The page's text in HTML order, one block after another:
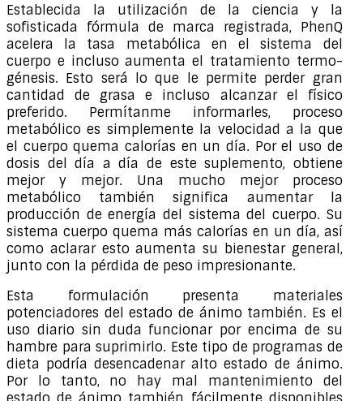
Establecida la utilización de la ciencia y la
sofisticada fórmula de marca registrada, PhenQ
acelera la tasa metabólica en el sistema del
cuerpo e incluso aumenta el tratamiento termo-
génesis. Esto será lo que le permite perder gran
cantidad de grasa e incluso alcanzar el físico
preferido. Permítanme informarles, proceso
metabólico es simplemente la velocidad a la que
el cuerpo quema calorías en un día. Por el uso de
dosis del día a día de este suplemento, obtiene
mejor y mejor. Una mucho mejor proceso
metabólico también significa aumentar la
producción de energía del sistema del cuerpo. Su
sistema cuerpo quema más calorías en un día, así
como aclarar esto aumenta su bienestar general,
junto con la pérdida de peso impresionante.
Esta formulación presenta materiales
potenciadores del estado de ánimo también. Es el
uso diario sin duda funcionar por encima de su
hambre para suprimirlo. Este tipo de programas de
dieta podría desencadenar alto estado de ánimo.
Por lo tanto, no hay mal mantenimiento del